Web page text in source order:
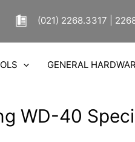
(021) 2268.3317 |
GENERAL
WD-40